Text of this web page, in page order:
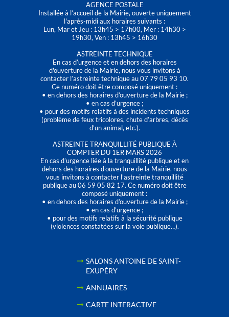
AGENCE POSTALE
Installée à l’accueil de la Mairie, ouverte uniquement
l'après-midi aux horaires suivants :
Lun, Mar et Jeu : 13h45 > 17h00, Mer : 14h30 >
19h30, Ven : 13h45 > 16h30
ASTREINTE TECHNIQUE
En cas d’urgence et en dehors des horaires
d'ouverture de la Mairie, nous vous invitons à
contacter l’astreinte technique au 07 79 05 93 10.
Ce numéro doit être composé uniquement :
• en dehors des horaires d’ouverture de la Mairie ;
• en cas d’urgence ;
• pour des motifs relatifs à des incidents techniques
(problème de feux tricolores, chute d’arbres, décès
d’un animal, etc.).
ASTREINTE TRANQUILLITÉ PUBLIQUE À
COMPTER DU 1ER MARS 2026
En cas d’urgence liée à la tranquillité publique et en
dehors des horaires d'ouverture de la Mairie, nous
vous invitons à contacter l’astreinte tranquillité
publique au 06 59 05 82 17. Ce numéro doit être
composé uniquement :
• en dehors des horaires d’ouverture de la Mairie ;
• en cas d’urgence ;
• pour des motifs relatifs à la sécurité publique
(violences constatées sur la voie publique…).
SALONS ANTOINE DE SAINT-
EXUPÉRY
ANNUAIRES
CARTE INTERACTIVE